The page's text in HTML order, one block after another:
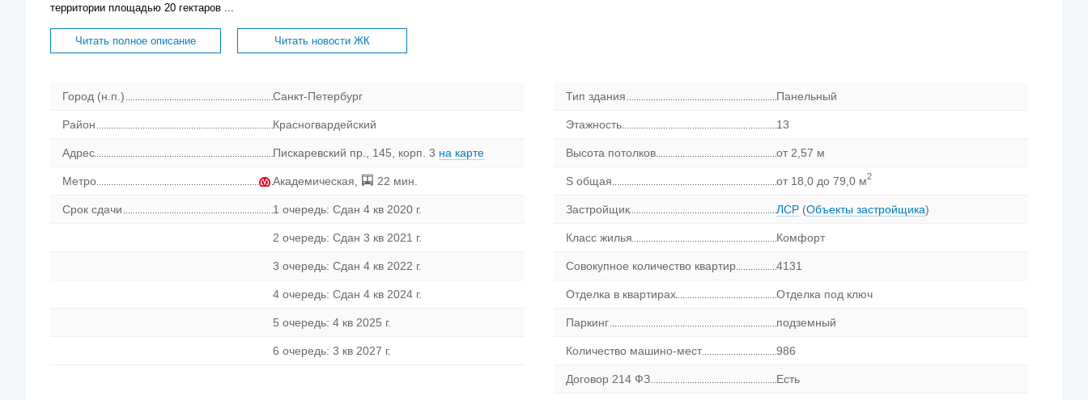
территории площадью 20 гектаров ...
Читать полное описание Читать новости ЖК
Город (н.п.) Санкт-Петербург
Район Красногвардейский
Адрес Пискаревский пр., 145, корп. 3 на карте
Метро Академическая 22 мин.
Срок сдачи 1 очередь: Сдан 4 кв 2020 г.
2 очередь: Сдан 3 кв 2021 г.
3 очередь: Сдан 4 кв 2022 г.
4 очередь: Сдан 4 кв 2024 г.
5 очередь: 4 кв 2025 г.
6 очередь: 3 кв 2027 г.
Тип здания Панельный
Этажность 13
Высота потолков от 2,57 м
S общая от 18,0 до 79,0 м2
Застройщик ЛСР (Объекты застройщика)
Класс жилья Комфорт
Совокупное количество квартир 4131
Отделка в квартирах Отделка под ключ
Паркинг подземный
Количество машино-мест 986
Договор 214 ФЗ Есть